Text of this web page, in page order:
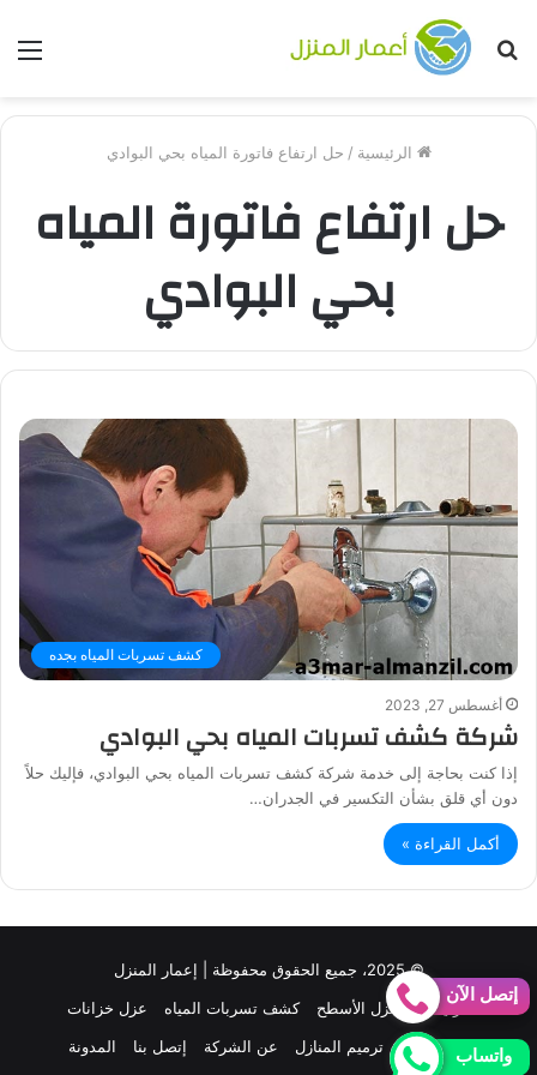
بحث
الرئيسية / حل ارتفاع فاتورة المياه بحي البوادي
حل ارتفاع فاتورة المياه
بحي البوادي
كشف تسربات المياه بجده
أغسطس 27, 2023
شركة كشف تسربات المياه بحي البوادي
إذا كنت بحاجة إلى خدمة شركة كشف تسربات المياه بحي البوادي، فإليك حلاً
دون أي قلق بشأن التكسير في الجدران…
أكمل القراءة »
© 2025، جميع الحقوق محفوظة | إعمار المنزل
الرئيسية
عزل الأسطح كشف تسربات المياه
عزل خزانات
عزل الفوم
ترميم المنازل عن الشركة إتصل بنا المدونة
إتصل الآن
واتساب